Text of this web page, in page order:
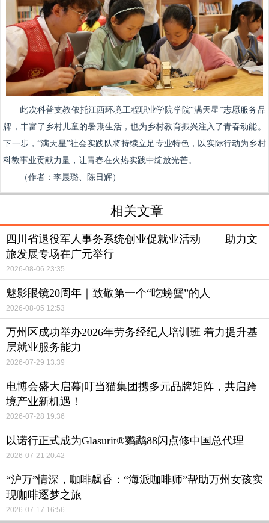
此次科普支教依托江西环境工程职业学院学院“满天星”志愿服务品
牌，丰富了乡村儿童的暑期生活，也为乡村教育振兴注入了青春动能。
下一步，“满天星”社会实践队将持续立足专业特色，以实际行动为乡村
科教事业贡献力量，让青春在火热实践中绽放光芒。
（作者：李晨璐、陈日辉）
相关文章
四川省退役军人事务系统创业促就业活动 ——助力文
旅发展专场在广元举行
2026-08-06 23:35
魅影眼镜20周年｜致敬第一个“吃螃蟹”的人
2026-08-05 12:53
万州区成功举办2026年劳务经纪人培训班 着力提升基
层就业服务能力
2026-07-29 13:39
电博会盛大启幕|叮当猫集团携多元品牌矩阵，共启跨
境产业新机遇！
2026-07-28 19:36
以诺行正式成为Glasurit®鹦鹉88闪点修中国总代理
2026-07-21 20:42
“沪万”情深，咖啡飘香：“海派咖啡师”帮助万州女孩实
现咖啡逐梦之旅
2026-07-17 16:56